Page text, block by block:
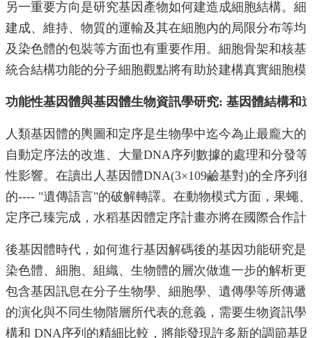
紹
課
程
資
訊
學
研
究
就
學
辦
法
修
業
資
訊
另一重要方向是研究基因產物如何建造成細胞結構。
建成、維持、物質的運輸及其在細胞內的局限分布等
及染色體的包裝等方面也有重要作用。細胞骨架和核
統合結構功能的分子細胞觀點將有助於建構真實細胞模
功能性基因體與基因體生物資訊學研究: 基因體結構和
人類基因體的輿圖和定序是生物學中迄今為止最龐大
自動定序法的改進、大量DNA序列數據的處理和分發
性影響。在讀出人基因體DNA(3×109鹼基對)的全序列
的---- "遺傳語言"的破解轉譯。在動物模式方面，果蠅
定序己臻完成，水稻基因體定序計畫亦將在國際合作計
後基因體時代，如何進行基因解碼後的基因功能研究
染色體、細胞、組織、生物體的層次做進一步的解析
包含基因訊息在分子生物學、細胞學、遺傳學等所傳
的演化與不同生物階層所代表的意義，需要生物資訊
構和 DNA序列的精細比較，將能發現許多新的調節基